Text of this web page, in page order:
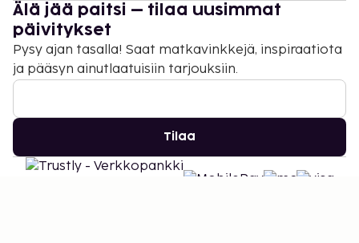
Älä jää paitsi – tilaa uusimmat
päivitykset
Pysy ajan tasalla! Saat matkavinkkejä, inspiraatiota
ja pääsyn ainutlaatuisiin tarjouksiin.
Tilaa